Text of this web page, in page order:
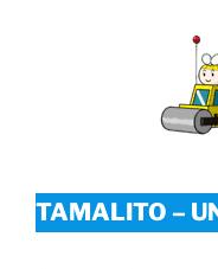
TAMALITO –